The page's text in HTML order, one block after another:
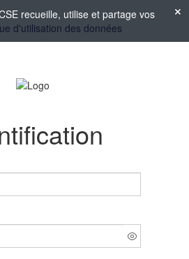
recueille, utilise et partage vos
d'utilisation des données